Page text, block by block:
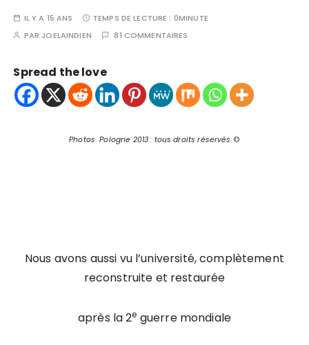
IL Y A 15 ANS TEMPS DE LECTURE : 0MINUTE
PAR JOELAINDIEN 81 COMMENTAIRES
Spread the love
Photos Pologne 2013 : tous droits réservés ©
Nous avons aussi vu l’université, complètement
reconstruite et restaurée
après la 2e guerre mondiale